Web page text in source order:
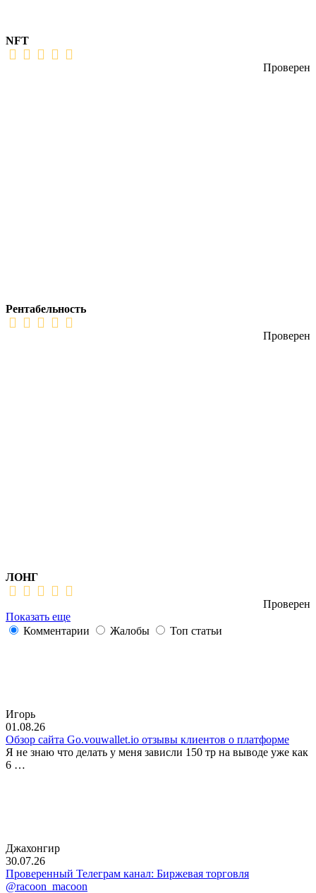
NFT
Проверен
Рентабельность
Проверен
ЛОНГ
Проверен
Показать еще
Комментарии
Жалобы Топ статьи
Игорь
01.08.26
Обзор сайта Go.vouwallet.io отзывы клиентов о платформе
Я не знаю что делать у меня зависли 150 тр на выводе уже как
6 …
Джахонгир
30.07.26
Проверенный Телеграм канал: Биржевая торговля
@racoon_macoon